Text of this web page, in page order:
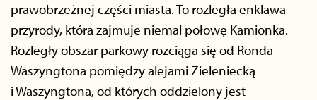
prawobrzeżnej części miasta. To rozległa enklawa
przyrody, która zajmuje niemal połowę Kamionka.
Rozległy obszar parkowy rozciąga się od Ronda
Waszyngtona pomiędzy alejami Zieleniecką
i Waszyngtona, od których oddzielony jest